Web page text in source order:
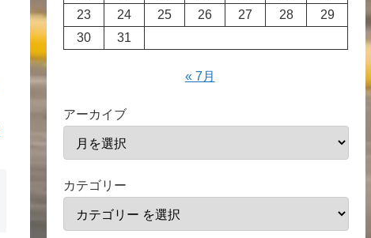
23
24 25 26 27 28
29
30
31
« 7月
アーカイブ
カテゴリー